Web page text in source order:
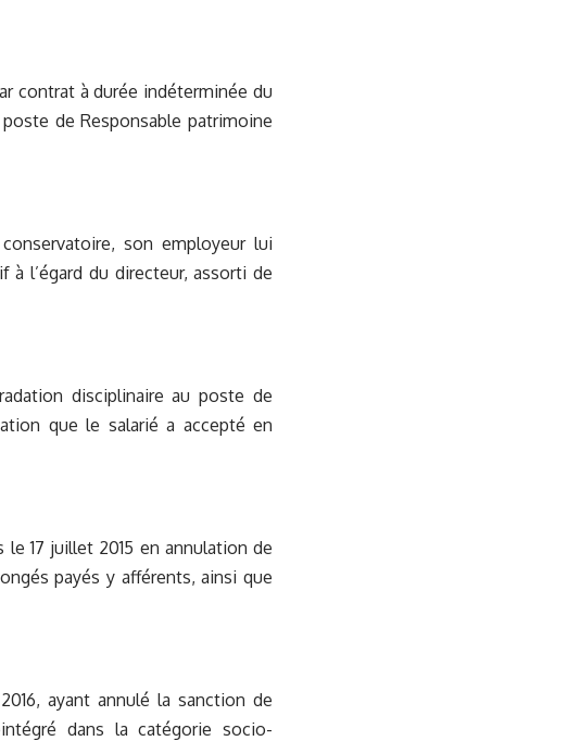
contrat à durée indéterminée du
poste de Responsable patrimoine
son employeur lui
l’égard du directeur, assorti de
disciplinaire au poste de
que le salarié a accepté en
le 17 juillet 2015 en annulation de
payés y afférents, ainsi que
ayant annulé la sanction de
dans la catégorie socio-